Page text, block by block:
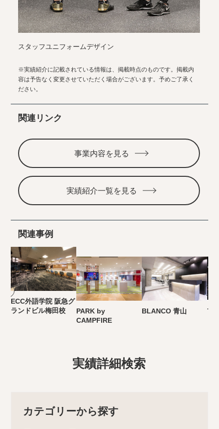
スタッフユニフォームデザイン
※実績紹介に記載されている情報は、掲載時点のものです。掲載内
容は予告なく変更させていただく場合がございます。予めご了承く
ださい。
関連リンク
事業内容を見る
実績紹介一覧を見る
関連事例
ECC外語学院 阪急グ
ランドビル梅田校
PARK by
CAMPFIRE
BLANCO 青山
実績詳細検索
カテゴリーから探す